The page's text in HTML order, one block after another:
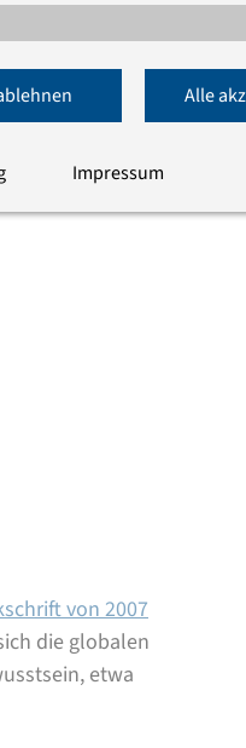
von 2007
die globalen
etwa
Alle
Impressum